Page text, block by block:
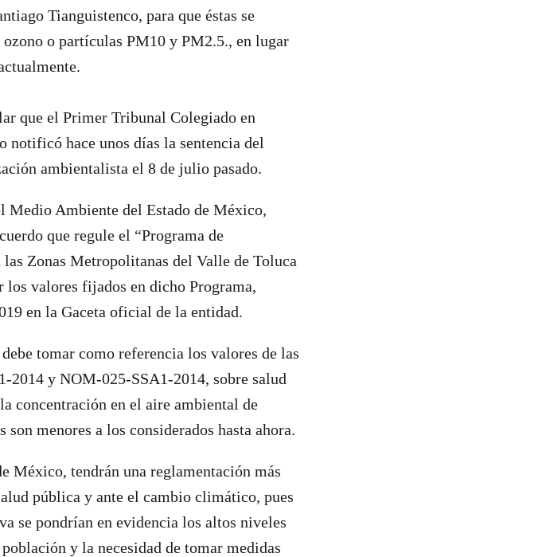
Tianguistenco, para que éstas se
o partículas PM10 y PM2.5., en lugar
que el Primer Tribunal Colegiado en
hace unos días la sentencia del
ambientalista el 8 de julio pasado.
Medio Ambiente del Estado de México,
que regule el “Programa de
Zonas Metropolitanas del Valle de Toluca
valores fijados en dicho Programa,
en la Gaceta oficial de la entidad.
tomar como referencia los valores de las
2014 y NOM-025-SSA1-2014, sobre salud
concentración en el aire ambiental de
menores a los considerados hasta ahora.
México, tendrán una reglamentación más
pública y ante el cambio climático, pues
se pondrían en evidencia los altos niveles
y la necesidad de tomar medidas